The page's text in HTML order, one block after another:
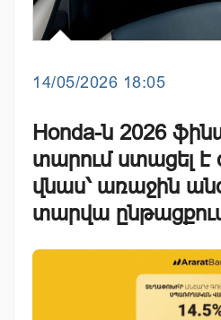
14/05/2026 18:05
Honda-ն 2026
տարում ստացել
վնաս՝ առաջին
տարվա